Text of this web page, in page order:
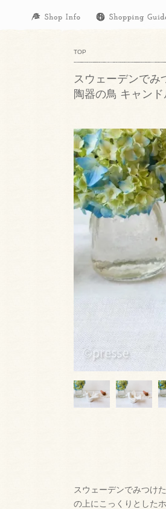
TOP
スウェーデンでみ
陶器の鳥 キャン
スウェーデンでみつけ
の上にこっくりとした